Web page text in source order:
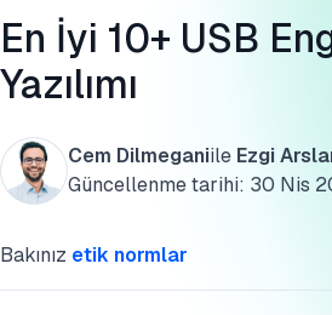
Veri
Kurumsal Yazılım
Hizmetler
En İyi 10+ USB
Yazılımı
Cem Dilmeganiile Ezgi
Güncellenme tarihi: 30 Nis
Bakınız etik normlar
USB bırakma saldırıları
Güvenlik Güncellemeleri ve Yamalar
USB engelleme yazılımı temel